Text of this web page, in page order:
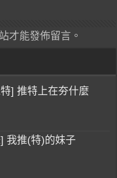
才能發佈留言。
] 推特上在夯什麼
我推(特)的妹子